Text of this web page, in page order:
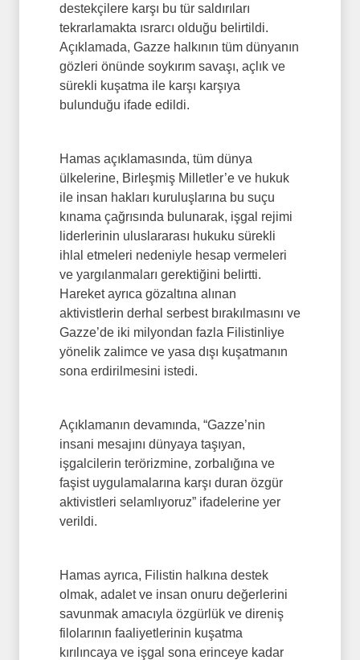
destekçilere karşı bu tür saldırıları
tekrarlamakta ısrarcı olduğu belirtildi.
Açıklamada, Gazze halkının tüm dünyanın
gözleri önünde soykırım savaşı, açlık ve
sürekli kuşatma ile karşı karşıya
bulunduğu ifade edildi.
Hamas açıklamasında, tüm dünya
ülkelerine, Birleşmiş Milletler’e ve hukuk
ile insan hakları kuruluşlarına bu suçu
kınama çağrısında bulunarak, işgal rejimi
liderlerinin uluslararası hukuku sürekli
ihlal etmeleri nedeniyle hesap vermeleri
ve yargılanmaları gerektiğini belirtti.
Hareket ayrıca gözaltına alınan
aktivistlerin derhal serbest bırakılmasını ve
Gazze’de iki milyondan fazla Filistinliye
yönelik zalimce ve yasa dışı kuşatmanın
sona erdirilmesini istedi.
Açıklamanın devamında, “Gazze’nin
insani mesajını dünyaya taşıyan,
işgalcilerin terörizmine, zorbalığına ve
faşist uygulamalarına karşı duran özgür
aktivistleri selamlıyoruz” ifadelerine yer
verildi.
Hamas ayrıca, Filistin halkına destek
olmak, adalet ve insan onuru değerlerini
savunmak amacıyla özgürlük ve direniş
filolarının faaliyetlerinin kuşatma
kırılıncaya ve işgal sona erinceye kadar